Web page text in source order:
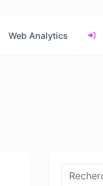
Web Analytics